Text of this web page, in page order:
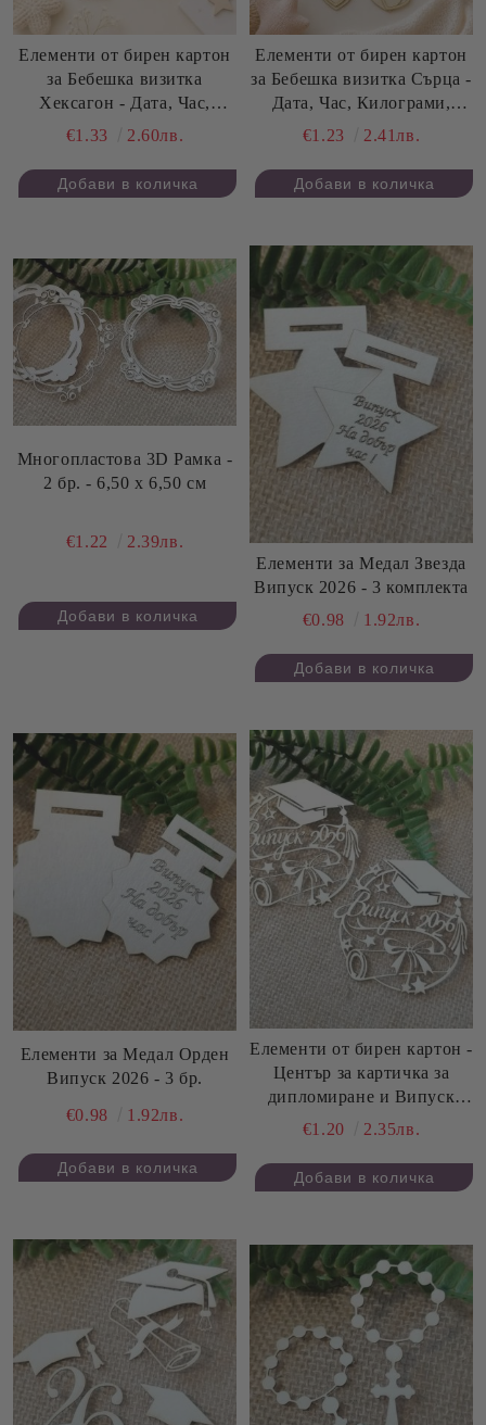
Елементи от бирен картон
за Бебешка визитка
Хексагон - Дата, Час,
Килограми, Сантиметри - 2
€1.33 2.60лв.
Елементи от бирен картон
за Бебешка визитка Сърца -
Дата, Час, Килограми,
Сантиметри - 2 комплекта
€1.23 2.41лв.
Многопластова 3D Рамка -
2 бр. - 6,50 х 6,50 см
€1.22
2.39лв.
Елементи за Медал Звезда
Випуск 2026 - 3 комплекта
€0.98
1.92лв.
Елементи за Медал Орден
Випуск 2026 - 3 бр.
€0.98 1.92лв.
Елементи от бирен картон -
Център за картичка за
дипломиране и Випуск
2026 - 2 бр.
€1.20 2.35лв.